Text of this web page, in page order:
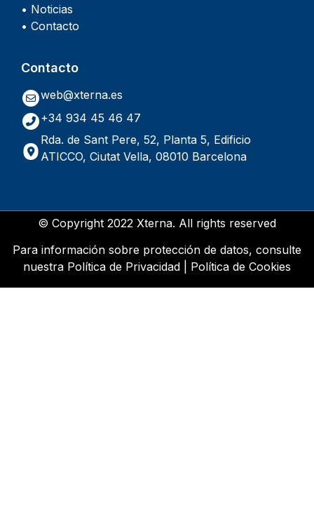
• Noticias
• Contacto
Contacto
web@xterna.es
+34 934 45 46 47
Rda. de Sant Pere, 52, Planta 5, Edificio
ATICCO, Ciutat Vella, 08010 Barcelona
© Copyright 2022 Xterna. All rights reserved
Para información sobre protección de datos, consulte
nuestra Política de Privacidad Política de Cookies